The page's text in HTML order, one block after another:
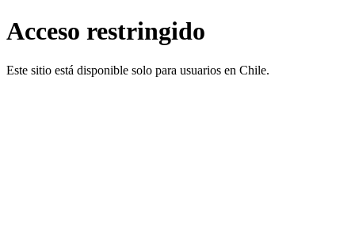
Acceso restringido
Este sitio está disponible solo para usuarios en Chile.